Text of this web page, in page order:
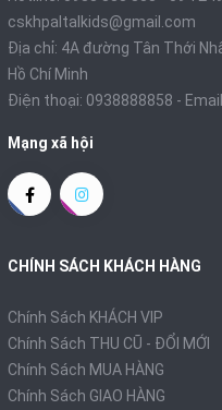
cskhpaltalkids@gmail.com
Địa chỉ: 4A đường Tân Thới
Hồ Chí Minh
Điện thoại: 0938888858 -
Mạng xã hội
CHÍNH SÁCH KHÁCH HÀNG
Chính Sách KHÁCH VIP
Chính Sách THU CŨ - ĐỔI MỚI
Chính Sách MUA HÀNG
Chính Sách GIAO HÀNG